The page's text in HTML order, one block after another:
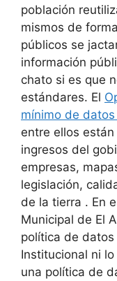
población
mismos de
públicos se
información
chato si es que
estándares. El
mínimo de
entre ellos
ingresos del
empresas,
legislación,
de la tierra . En
Municipal de El
política de
Institucional ni
una política de